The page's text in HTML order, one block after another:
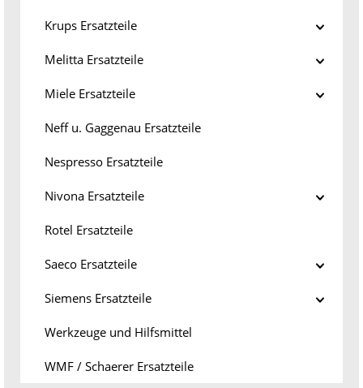
Krups Ersatzteile
Melitta Ersatzteile
Miele Ersatzteile
Neff u. Gaggenau Ersatzteile
Nespresso Ersatzteile
Nivona Ersatzteile
Rotel Ersatzteile
Saeco Ersatzteile
Siemens Ersatzteile
Werkzeuge und Hilfsmittel
WMF / Schaerer Ersatzteile